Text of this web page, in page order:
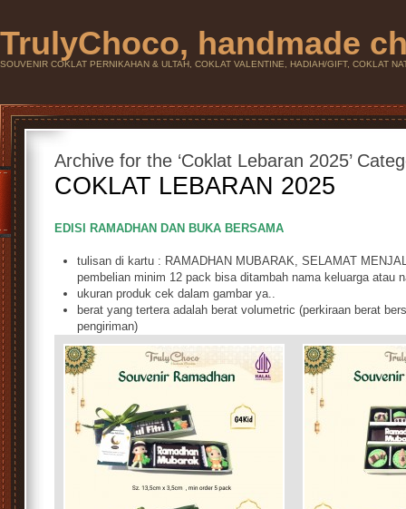
TrulyChoco, handmade
SOUVENIR COKLAT PERNIKAHAN & ULTAH, COKLAT VALENTINE, HADIAH/GIFT, COKLAT
Archive for the ‘Coklat Lebaran 2025’
COKLAT LEBARAN 2025
EDISI RAMADHAN DAN BUKA BERSAMA
tulisan di kartu : RAMADHAN MUBARAK, SELAMAT
pembelian minim 12 pack bisa ditambah nama keluarga atau
ukuran produk cek dalam gambar ya..
berat yang tertera adalah berat volumetric (perkiraan berat
pengiriman)